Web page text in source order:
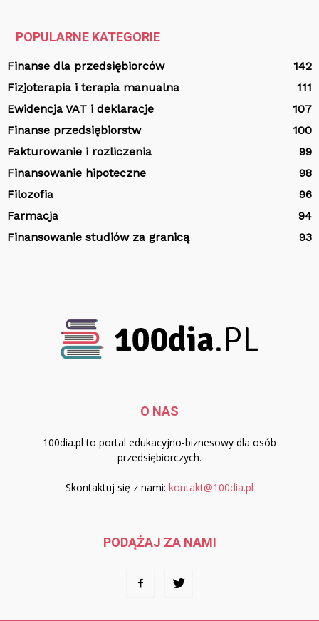
POPULARNE KATEGORIE
Finanse dla przedsiębiorców
142
Fizjoterapia i terapia manualna
111
Ewidencja VAT i deklaracje
107
Finanse przedsiębiorstw
100
Fakturowanie i rozliczenia
99
Finansowanie hipoteczne
98
Filozofia
96
Farmacja
94
Finansowanie studiów za granicą
93
O NAS
100dia.pl to portal edukacyjno-biznesowy dla osób
przedsiębiorczych.
Skontaktuj się z nami: kontakt@100dia.pl
PODĄŻAJ ZA NAMI